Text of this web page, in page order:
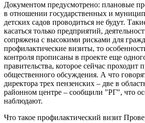
Документом предусмотрено: плановые
в отношении государственных и
детских садов проводиться не будут.
касаться только предприятий,
сопряжена с высокими рисками для
профилактические визиты, то
контроля прописаны в проекте еще
правительства, которое сейчас проходит
общественного обсуждения. А что
директора трех пензенских – две в
районном центре – сообщили "РГ", что
наблюдают.
Что такое профилактический визит